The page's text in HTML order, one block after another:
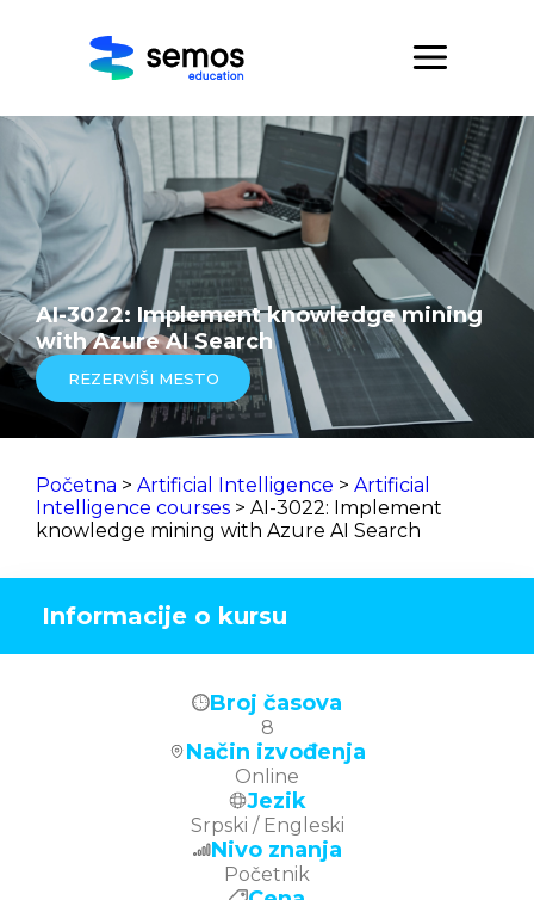
AI-3022: Implement knowledge mining
with Azure AI Search
REZERVIŠI MESTO
Početna > Artificial Intelligence > Artificial
Intelligence courses > AI-3022: Implement
knowledge mining with Azure AI Search
Informacije o kursu
Broj časova
8
Način izvođenja
Online
Jezik
Srpski / Engleski
Nivo znanja
Početnik